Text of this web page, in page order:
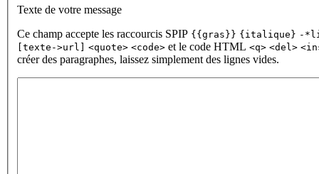
Texte de votre message
Ce champ accepte les raccourcis SPIP {{gras}} {italique} -
[texte->url]
<quote> <code> et le code HTML <q> <del>
créer des paragraphes, laissez simplement des lignes vides.